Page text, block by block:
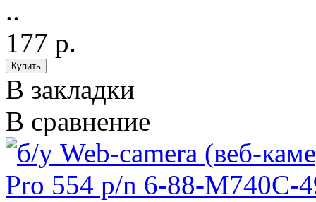
..
177 р.
В закладки
В сравнение